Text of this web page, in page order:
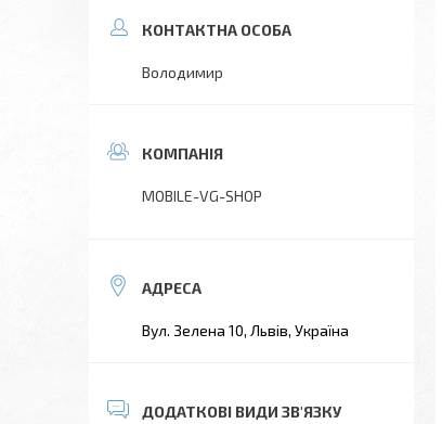
Володимир
MOBILE-VG-SHOP
Вул. Зелена 10, Львів, Україна